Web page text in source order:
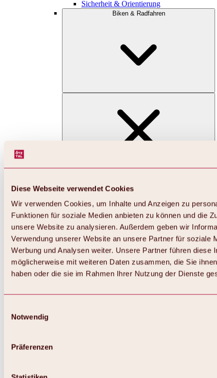
Diese Webseite verwendet Cookies
Wir verwenden Cookies, um Inhalte und Anzeigen zu
Funktionen für soziale Medien anbieten zu können und die
unsere Website zu analysieren. Außerdem geben wir
Verwendung unserer Website an unsere Partner für soziale
Werbung und Analysen weiter. Unsere Partner führen diese
möglicherweise mit weiteren Daten zusammen, die Sie
haben oder die sie im Rahmen Ihrer Nutzung der Dienste
Notwendig
Präferenzen
Sicherheit & Orientierung
Biken & Radfahren